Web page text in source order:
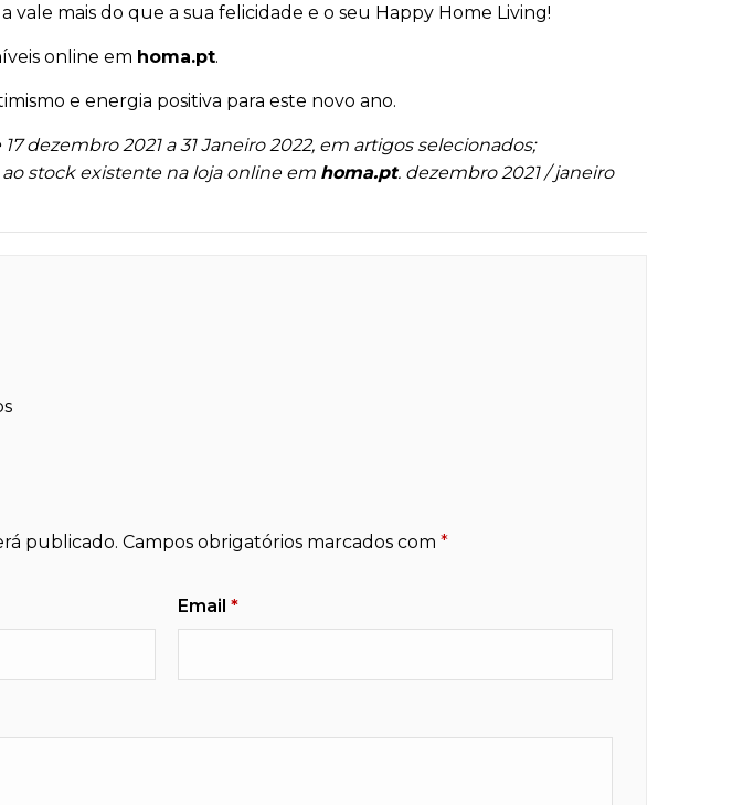
mais do que a sua felicidade e o seu Happy Home Living!
online em homa.pt.
e energia positiva para este novo ano.
dezembro 2021 a 31 Janeiro 2022, em artigos selecionados;
stock existente na loja online em homa.pt. dezembro 2021 / janeiro
publicado. Campos obrigatórios marcados com *
Email *